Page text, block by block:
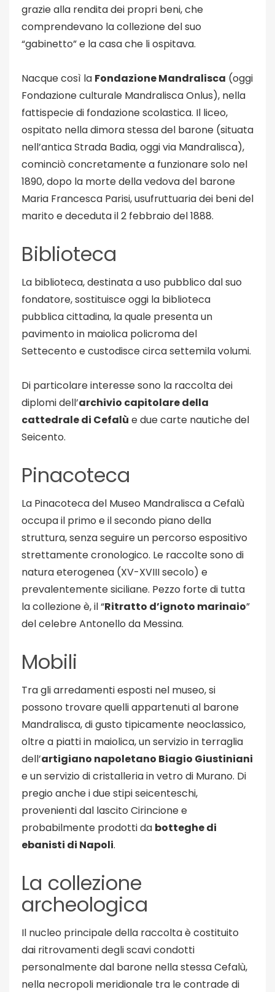
grazie alla rendita dei propri beni, che
comprendevano la collezione del suo
“gabinetto” e la casa che li ospitava.
Nacque così la Fondazione Mandralisca (oggi
Fondazione culturale Mandralisca Onlus), nella
fattispecie di fondazione scolastica. Il liceo,
ospitato nella dimora stessa del barone (situata
nell’antica Strada Badia, oggi via Mandralisca),
cominciò concretamente a funzionare solo nel
1890, dopo la morte della vedova del barone
Maria Francesca Parisi, usufruttuaria dei beni del
marito e deceduta il 2 febbraio del 1888.
Biblioteca
La biblioteca, destinata a uso pubblico dal suo
fondatore, sostituisce oggi la biblioteca
pubblica cittadina, la quale presenta un
pavimento in maiolica policroma del
Settecento e custodisce circa settemila volumi.
Di particolare interesse sono la raccolta dei
diplomi dell’archivio capitolare della
cattedrale di Cefalù e due carte nautiche del
Seicento.
Pinacoteca
La Pinacoteca del Museo Mandralisca a Cefalù
occupa il primo e il secondo piano della
struttura, senza seguire un percorso espositivo
strettamente cronologico. Le raccolte sono di
natura eterogenea (XV-XVIII secolo) e
prevalentemente siciliane. Pezzo forte di tutta
la collezione è, il “Ritratto d’ignoto marinaio”
del celebre Antonello da Messina.
Mobili
Tra gli arredamenti esposti nel museo, si
possono trovare quelli appartenuti al barone
Mandralisca, di gusto tipicamente neoclassico,
oltre a piatti in maiolica, un servizio in terraglia
dell’artigiano napoletano Biagio Giustiniani
e un servizio di cristalleria in vetro di Murano. Di
pregio anche i due stipi seicenteschi,
provenienti dal lascito Cirincione e
probabilmente prodotti da botteghe di
ebanisti di Napoli.
La collezione
archeologica
Il nucleo principale della raccolta è costituito
dai ritrovamenti degli scavi condotti
personalmente dal barone nella stessa Cefalù,
nella necropoli meridionale tra le contrade di